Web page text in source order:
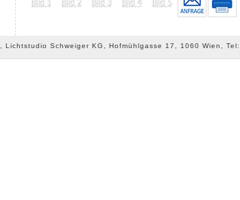
Lichtstudio Schweiger KG, Hofmühlgasse 17, 1060 Wien,